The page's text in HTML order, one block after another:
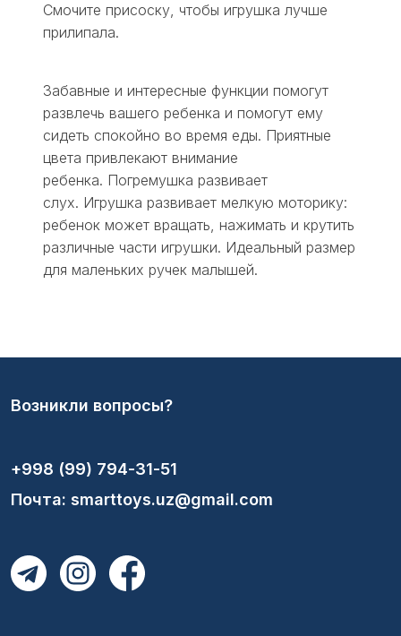
Смочите присоску, чтобы игрушка лучше
прилипала.
Забавные и интересные функции помогут
развлечь вашего ребенка и помогут ему
сидеть спокойно во время еды. Приятные
цвета привлекают внимание
ребенка. Погремушка развивает
слух. Игрушка развивает мелкую моторику:
ребенок может вращать, нажимать и крутить
различные части игрушки. Идеальный размер
для маленьких ручек малышей.
Возникли вопросы?
+998 (99) 794-31-51
Почта: smarttoys.uz@gmail.com